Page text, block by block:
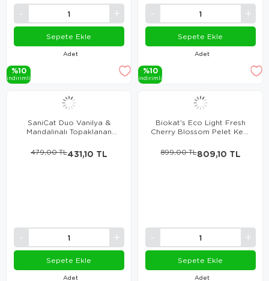
Adet
Sepete Ekle
%10
i̇ndi̇ri̇mli̇
Adet
Sepete Ekle
%10
i̇ndi̇ri̇mli̇
SaniCat Duo Vanilya &
Mandalinalı Topaklanan
Adet
431,10 TL
479,00 TL
Sepete Ekle
Biokat's Eco Light Fresh
Cherry Blossom Pelet Kedi
Adet
809,10 TL
899,00 TL
Sepete Ekle